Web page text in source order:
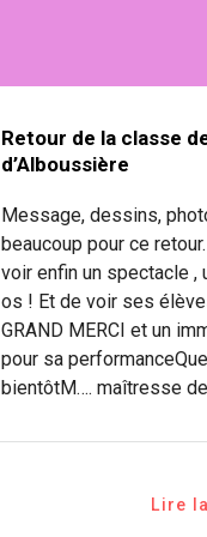
Retour de la classe
d’Alboussière
Message, dessins,
beaucoup pour ce
voir enfin un spectacle ,
os ! Et de voir ses
GRAND MERCI et un
pour sa
bientôtM…. maîtresse
Lire